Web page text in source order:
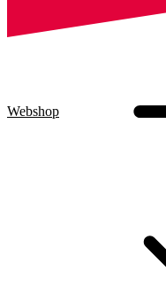
Webshop